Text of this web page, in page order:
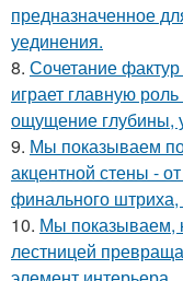
предназначенное
уединения.
8. Сочетание
играет главную
ощущение глубины,
9. Мы показываем
акцентной стены -
финального штриха,
10. Мы показываем,
лестницей